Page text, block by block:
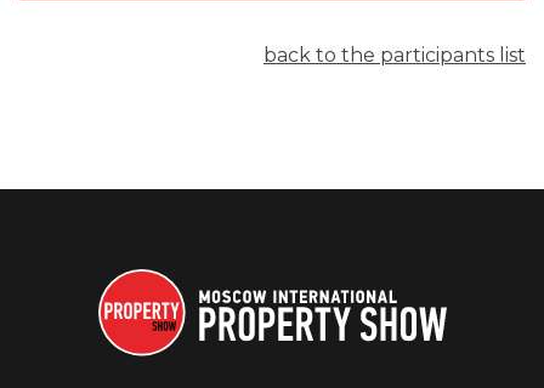
back to the participants list